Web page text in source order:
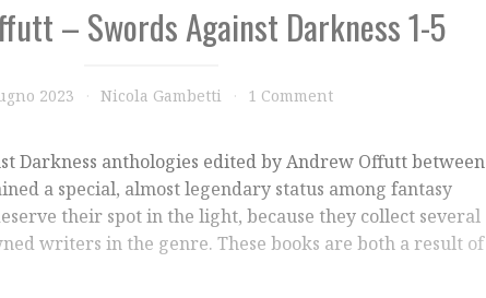
– Swords Against Darkness 1-5
2023 Nicola Gambetti 1 Comment
Darkness anthologies edited by Andrew Offutt between
a special, almost legendary status among fantasy
their spot in the light, because they collect several
writers in the genre. These books are both a result of